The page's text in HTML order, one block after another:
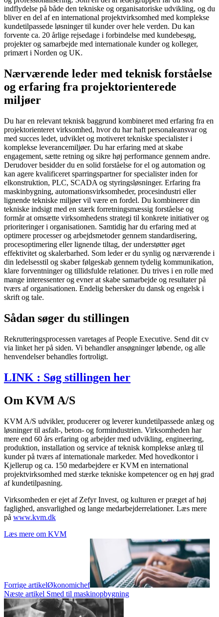
indflydelse på både den tekniske og organisatoriske udvikling, og du
bliver en del af en international projektvirksomhed med komplekse
kundetilpassede løsninger til kunder over hele verden. Du kan
forvente ca. 20 årlige rejsedage i forbindelse med kundebesøg,
projekter og samarbejde med internationale kunder og kolleger,
primært i Norden og UK.
Nærværende leder med teknisk forståelse
og erfaring fra projektorienterede
miljøer
Du har en relevant teknisk baggrund kombineret med erfaring fra en
projektorienteret virksomhed, hvor du har haft personaleansvar og
med succes ledet, udviklet og motiveret tekniske specialister i
komplekse leverancemiljøer. Du har erfaring med at skabe
engagement, sætte retning og sikre høj performance gennem andre.
Derudover besidder du en solid forståelse for el og automation og
kan agere kvalificeret sparringspartner for specialister inden for
elkonstruktion, PLC, SCADA og styringsløsninger. Erfaring fra
maskinbygning, automationsvirksomheder, procesindustri eller
lignende tekniske miljøer vil være en fordel. Du kombinerer din
tekniske indsigt med en stærk forretningsmæssig forståelse og
formår at omsætte virksomhedens strategi til konkrete initiativer og
prioriteringer i organisationen. Samtidig har du erfaring med at
optimere processer og arbejdsmetoder gennem standardisering,
procesoptimering eller lignende tiltag, der understøtter øget
effektivitet og skalerbarhed. Som leder er du synlig og nærværende i
din ledelsesstil og skaber følgeskab gennem tydelig kommunikation,
klare forventninger og tillidsfulde relationer. Du trives i en rolle med
mange interessenter og evner at skabe samarbejde og resultater på
tværs af organisationen. Endelig behersker du dansk og engelsk i
skrift og tale.
Sådan søger du stillingen
Rekrutteringsprocessen varetages af People Executive. Send dit cv
via linket her på siden. Vi behandler ansøgninger løbende, og alle
henvendelser behandles fortroligt.
LINK : Søg stillingen her
Om KVM A/S
KVM A/S udvikler, producerer og leverer kundetilpassede anlæg og
løsninger til asfalt-, beton- og formindustrien. Virksomheden har
mere end 60 års erfaring og arbejder med udvikling, engineering,
produktion, installation og service af teknisk komplekse anlæg til
kunder på tværs af internationale markeder. Med hovedkontor i
Kjellerup og ca. 150 medarbejdere er KVM en international
projektvirksomhed med stærke tekniske kompetencer og en høj grad
af kundetilpasning.
Virksomheden er ejet af Zefyr Invest, og kulturen er præget af høj
faglighed, ansvarlighed og lange medarbejderrelationer. Læs mere
på www.kvm.dk
Læs mere om KVM
Forrige artikelØkonomichef
Næste artikel Smed til maskinopbygning